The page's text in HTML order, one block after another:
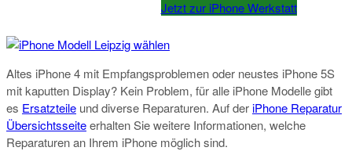
Jetzt zur iPhone Werkstatt
Altes iPhone 4 mit Empfangsproblemen oder neustes iPhone 5S
mit kaputten Display? Kein Problem, für alle iPhone Modelle gibt
es Ersatzteile und diverse Reparaturen. Auf deriPhone Reparatur
Übersichtsseiteerhalten Sie weitere Informationen, welche
Reparaturen an Ihrem iPhone möglich sind.